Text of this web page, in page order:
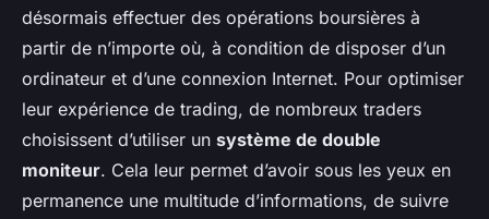
désormais effectuer des opérations boursières à
partir de n’importe où, à condition de disposer d’un
ordinateur et d’une connexion Internet. Pour optimiser
leur expérience de trading, de nombreux traders
choisissent d’utiliser un système de double
moniteur. Cela leur permet d’avoir sous les yeux en
permanence une multitude d’informations, de suivre